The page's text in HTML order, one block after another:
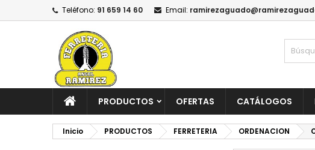
Teléfono: 91 659 14 60 Email:
PRODUCTOS OFERTAS CATÁLOGOS
Inicio PRODUCTOS FERRETERIA ORDENACION